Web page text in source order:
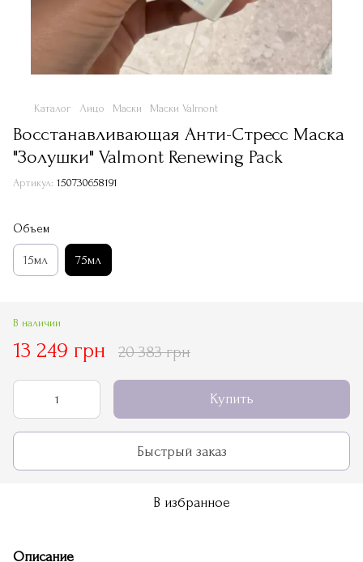
Каталог Лицо Маски Маски Valmont
Восстанавливающая Анти-Стресс Маска
"Золушки" Valmont Renewing Pack
Артикул: 150730658191
Объем
15мл 75мл
В наличии
13 249 грн 20 383 грн
Купить
Быстрый заказ
В избранное
Описание